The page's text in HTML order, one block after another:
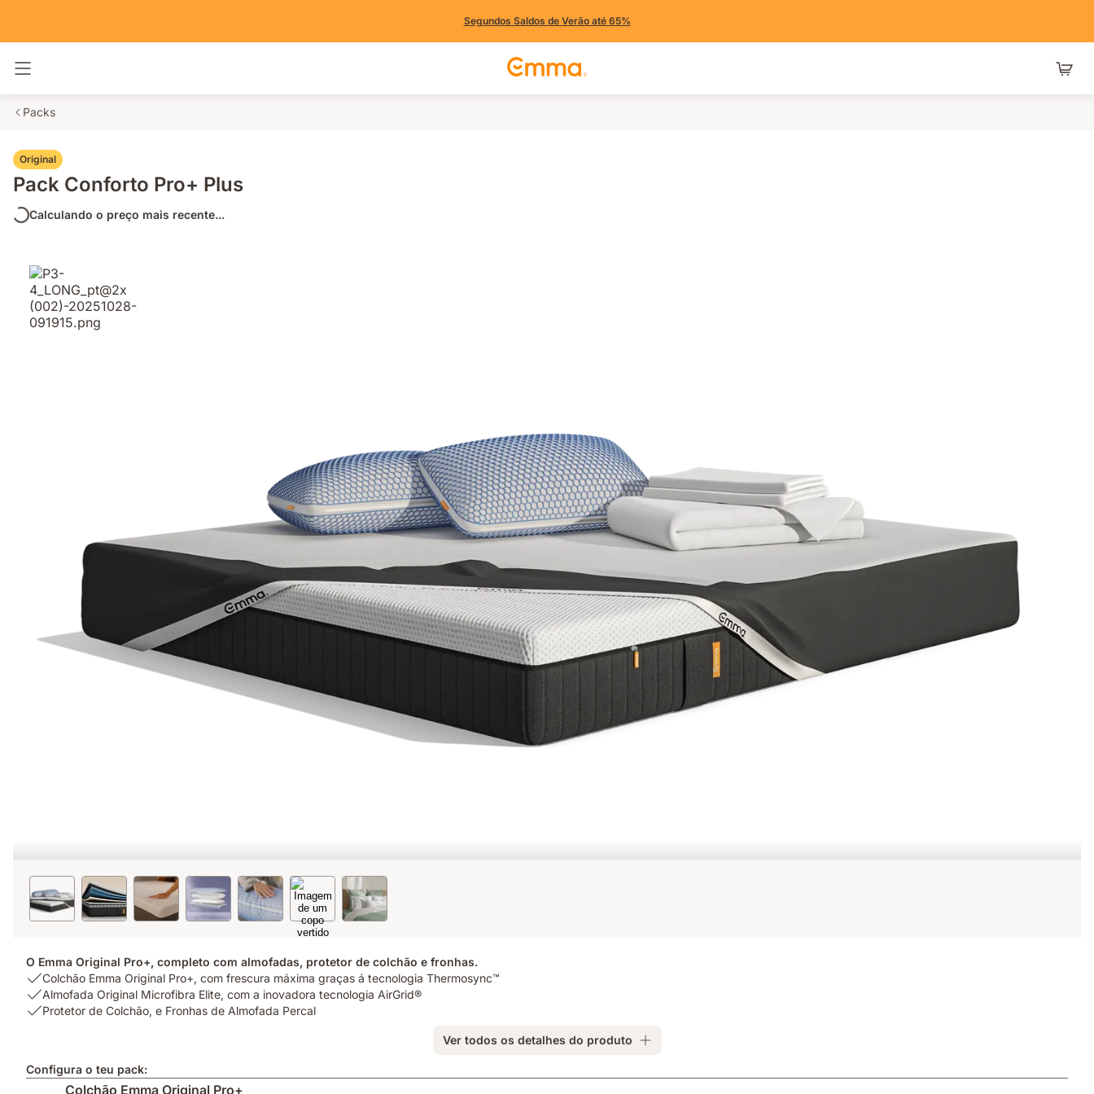
Segundos Saldos de Verão até 65%
Packs
Original
Pack Conforto Pro+ Plus
Calculando o preço mais recente...
O Emma Original Pro+, completo com almofadas, protetor de colchão e fronhas.
USP
1:
Colchão
com
frescura
Colchão Emma Original Pro+, com frescura máxima graças á tecnologia Thermosync™
USP
2:
Elite,
Almofada Original Microfibra Elite, com a inovadora tecnologia AirGrid®
USP
Colchão,
Protetor de Colchão, e Fronhas de Almofada Percal
Ver todos os detalhes do produto
Configura o teu pack:
Colchão Emma Original Pro+